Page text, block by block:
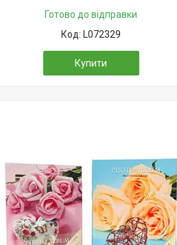
Готово до відправки
L072329
Купити